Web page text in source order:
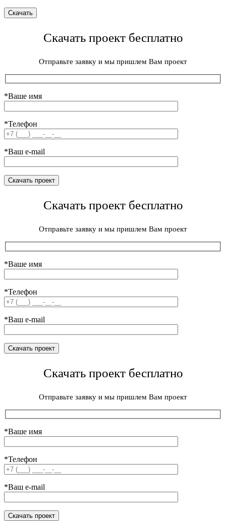
Скачать проект бесплатно
Отправьте заявку и мы пришлем Вам проект
*Ваше имя
*Телефон
*Ваш e-mail
Скачать проект бесплатно
Отправьте заявку и мы пришлем Вам проект
*Ваше имя
*Телефон
*Ваш e-mail
Скачать проект бесплатно
Отправьте заявку и мы пришлем Вам проект
*Ваше имя
*Телефон
*Ваш e-mail